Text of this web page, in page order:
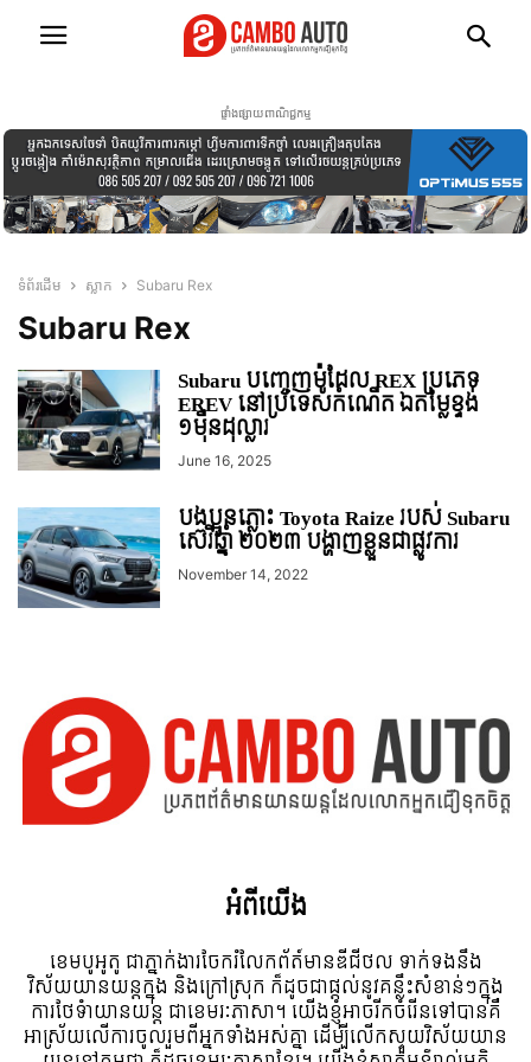
ផ្ទាំងផ្សាយពាណិជ្ជកម្ម
ទំព័រដើម ស្លាក Subaru Rex
Subaru Rex
Subaru បញ្ចេញម៉ូដែល REX ប្រភេទ
EREV នៅប្រទេសកំណើត ឯតម្លៃខ្ទង់
១មុឺនដុល្លារ
June 16, 2025
បងប្អូនភ្លោះ Toyota Raize របស់ Subaru
ស៊េរីឆ្នាំ ២០២៣ បង្ហាញខ្លួនជាផ្លូវការ
November 14, 2022
អំពី​យើង
ខេមបូអូតូ ជាភ្នាក់ងារចែករំលែកព័ត៍មានឌីជីថល ទាក់ទងនឹង
វិស័យយានយន្តក្នុង និងក្រៅស្រុក ក៏ដូចជាផ្តល់នូវគន្លឹះសំខាន់ៗក្នុង
ការថែទំាយានយន្ត ជាខេមរៈភាសា។ យើងខ្ញុំអាចរីកចំរើនទៅបានគឺ
អាស្រ័យលើការចូលរួមពីអ្នកទាំងអស់គ្នា ដើម្បីលើកស្ទួយវិស័យយាន